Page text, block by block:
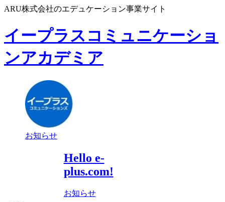
ARU株式会社のエデュケーション事業サイト
イープラスコミュニケーショ
ンアカデミア
お知らせ
Hello e-
plus.com!
お知らせ